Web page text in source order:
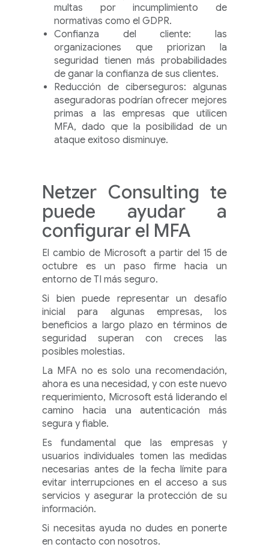
multas por incumplimiento de
normativas como el GDPR.
Confianza del cliente: las
organizaciones que priorizan la
seguridad tienen más probabilidades
de ganar la confianza de sus clientes.
Reducción de ciberseguros: algunas
aseguradoras podrían ofrecer mejores
primas a las empresas que utilicen
MFA, dado que la posibilidad de un
ataque exitoso disminuye.
Netzer Consulting te
puede ayudar a
configurar el MFA
El cambio de Microsoft a partir del 15 de
octubre es un paso firme hacia un
entorno de TI más seguro.
Si bien puede representar un desafío
inicial para algunas empresas, los
beneficios a largo plazo en términos de
seguridad superan con creces las
posibles molestias.
La MFA no es solo una recomendación,
ahora es una necesidad, y con este nuevo
requerimiento, Microsoft está liderando el
camino hacia una autenticación más
segura y fiable.
Es fundamental que las empresas y
usuarios individuales tomen las medidas
necesarias antes de la fecha límite para
evitar interrupciones en el acceso a sus
servicios y asegurar la protección de su
información.
Si necesitas ayuda no dudes en ponerte
en contacto con nosotros.